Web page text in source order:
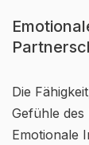
Die
Gefühle
Emotionale